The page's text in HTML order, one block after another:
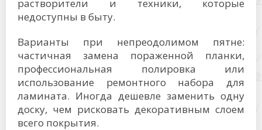
растворители и техники, которые
недоступны в быту.
Варианты при непреодолимом пятне:
частичная замена пораженной планки,
профессиональная полировка или
использование ремонтного набора для
ламината. Иногда дешевле заменить одну
доску, чем рисковать декоративным слоем
всего покрытия.